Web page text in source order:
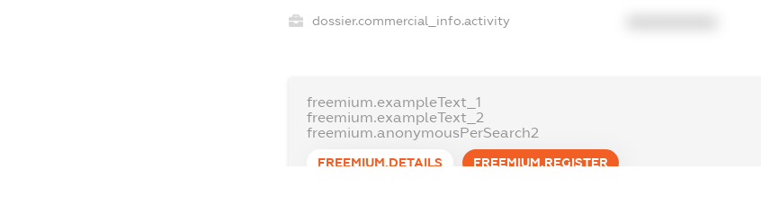
dossier.commercial_info.activity
freemium.exampleText_1
freemium.exampleText_2
freemium.anonymousPerSearch2
FREEMIUM.DETAILS FREEMIUM.REGISTER